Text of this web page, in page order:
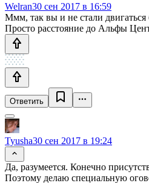
Welran30 сен 2017 в 16:59
Ммм, так вы и не стали двигаться
Просто расстояние до Альфы
Ответить
Tyusha30 сен 2017 в 19:24
Да, разумеется. Конечно
Поэтому делаю специальную